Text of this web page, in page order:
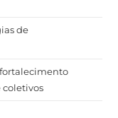
de
coletivos